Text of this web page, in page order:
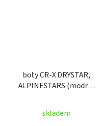
boty CR-X DRYSTAR,
ALPINESTARS (modrá/
skladem